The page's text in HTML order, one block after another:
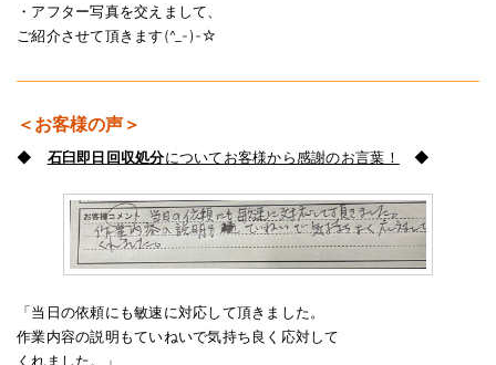
・アフター写真を交えまして、
ご紹介させて頂きます(^_-)-☆
＜お客様の声＞
◆ 石臼即日回収処分についてお客様から感謝のお言葉！ ◆
「当日の依頼にも敏速に対応して頂きました。
作業内容の説明もていねいで気持ち良く応対して
くれました。」